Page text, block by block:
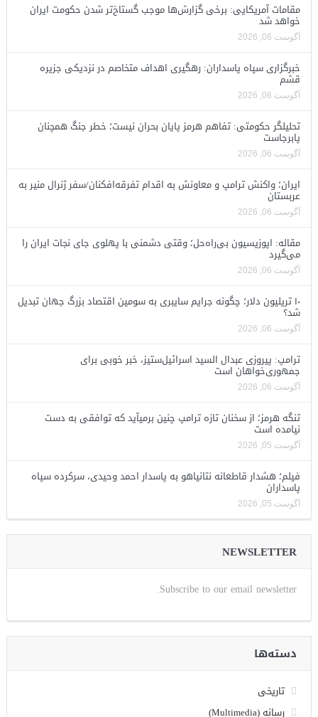
مقامات آمریکایی: برخی گزارش‌ها موجب گستاخ‌تر شدن حکومت ایران
خواهد شد
آگوست 06, 2026
خبرگزاری سپاه پاسداران: رهگیری اهداف متخاصم در نزدیکی جزیره
قشم
آگوست 06, 2026
تحلیلگر حکومتی: تفاهم هرمز پایان بحران نیست؛ خطر جنگ همچنان
پابرجاست
آگوست 06, 2026
ایران؛ واکنش ترامپ و معاونش به اقدام تفرقه‌افکنان/سفر ژنرال منیر به
عربستان
آگوست 06, 2026
مقاله: اپوزیسیون بی‌راه‌حل؛ وقتی دشمنی با پهلوی جای نجات ایران را
می‌گیرد
آگوست 06, 2026
۱۰ تریلیون دلار؛ چگونه جرایم سایبری به سومین اقتصاد بزرگ جهان تبدیل
شد؟
آگوست 06, 2026
ترامپ: پیروزی عبدال السید اسرائیل‌ستیز، خبر خوبی برای
جمهوری‌خواهان است
آگوست 06, 2026
تنگه هرمز؛ از سخنان تازه ترامپ چنین برمیآید که توافقی به دست
نیامده است
آگوست 05, 2026
فیلم؛ هشدار قاطعانه نتانیاهو به پاسدار احمد وحیدی، سرکرده سپاه
پاسداران
آگوست 05, 2026
NEWSLETTER
Subscribe to our email newsletter.
دسته‌ها
تاریخی
رسانه (Multimedia)